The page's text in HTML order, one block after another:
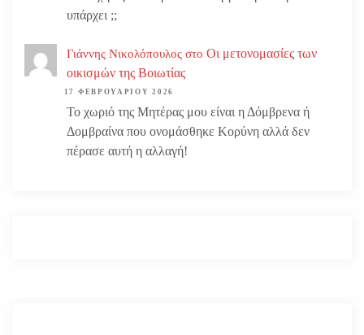
υπάρχει ;;
Γιάννης Νικολόπουλος στο Οι μετονομασίες των
οικισμών της Βοιωτίας
17 ΦΕΒΡΟΥΑΡΊΟΥ 2026
Το χωριό της Μητέρας μου είναι η Δόμβρενα ή
Δομβραίνα που ονομάσθηκε Κορύνη αλλά δεν
πέρασε αυτή η αλλαγή!